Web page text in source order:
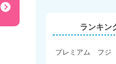
ランキン
プレミアム フジ